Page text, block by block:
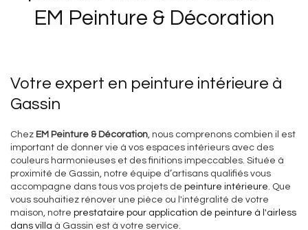
EM Peinture & Décoration
Votre expert en peinture intérieure à
Gassin
Chez EM Peinture & Décoration , nous comprenons combien il est
important de donner vie à vos espaces intérieurs avec des
couleurs harmonieuses et des finitions impeccables. Située à
proximité de Gassin, notre équipe d’artisans qualifiés vous
accompagne dans tous vos projets de peinture intérieure . Que
vous souhaitiez rénover une pièce ou l'intégralité de votre
maison, notre prestataire pour application de peinture à l'airless
dans villa à Gassin est à votre service.